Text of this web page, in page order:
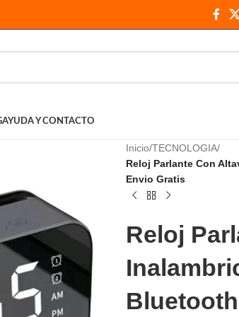
AYUDA Y CONTACTO
Inicio TECNOLOGIA
Reloj Parlante Con
Envio Gratis
Reloj